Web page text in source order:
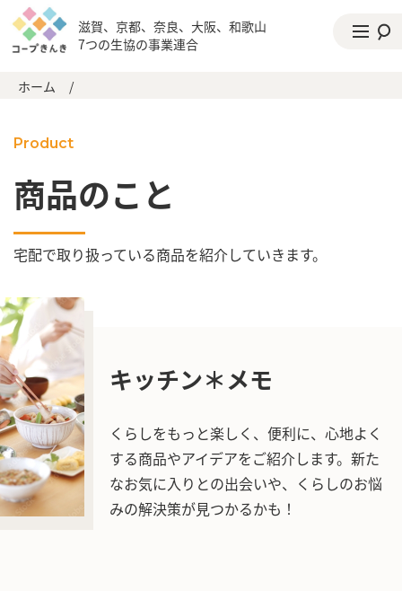
滋賀、京都、奈良、大阪、和歌山
7つの生協の事業連合
ホーム /
Product
商品のこと
宅配で取り扱っている商品を紹介していきます。
キッチン＊メモ
くらしをもっと楽しく、便利に、心地よく
する商品やアイデアをご紹介します。新た
なお気に入りとの出会いや、くらしのお悩
みの解決策が見つかるかも！